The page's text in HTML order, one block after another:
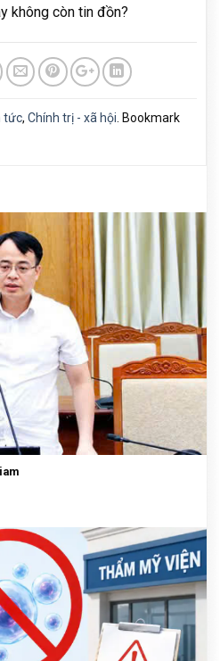
không còn tin đồn?
tức, Chính trị - xã hội. Bookmark